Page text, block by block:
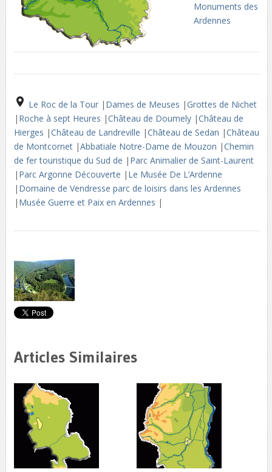
Monuments des
Ardennes
Le Roc de la Tour | Dames de Meuses |Grottes de Nichet
| Roche à sept Heures |Château de Doumely |Château de
Hierges |Château de Landreville |Château de Sedan |Château
de Montcornet |Abbatiale Notre-Dame de Mouzon |Chemin
de fer touristique du Sud de | Parc Animalier de Saint-Laurent
| Parc Argonne Découverte | Le Musée De L’Ardenne
| Domaine de Vendresse parc de loisirs dans les Ardennes
| Musée Guerre et Paix en Ardennes |
Articles Similaires